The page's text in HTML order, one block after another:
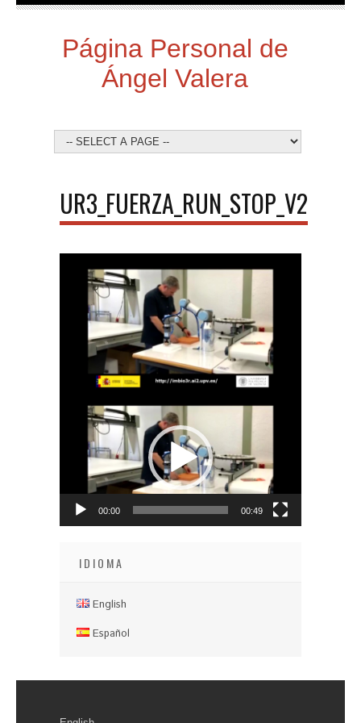
Página Personal de
Ángel Valera
UR3_FUERZA_RUN_STOP_V2
Player
00:00 00:49
IDIOMA
English
Español